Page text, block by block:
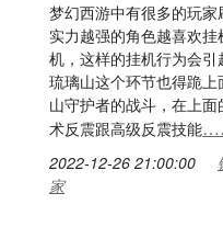
梦幻西游中有很多的玩
实力越强的角色越喜欢
机，这样的挂机行为会
琉璃山这个环节也得跪
山守护者的战斗，在上
术反震跟高级反震技能
2022-12-26 21:00:00
家